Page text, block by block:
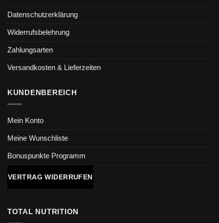
Datenschutzerklärung
Widerrufsbelehrung
Zahlungsarten
Versandkosten & Lieferzeiten
KUNDENBEREICH
Mein Konto
Meine Wunschliste
Bonuspunkte Programm
VERTRAG WIDERRUFEN
TOTAL NUTRITION